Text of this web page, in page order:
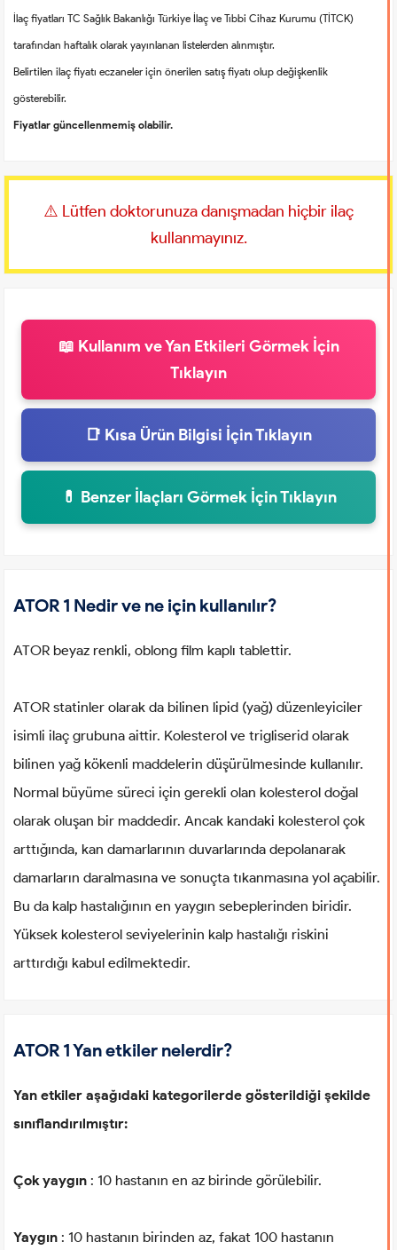
İlaç fiyatları TC Sağlık Bakanlığı Türkiye İlaç ve Tıbbi Cihaz Kurumu (TİTCK)
tarafından haftalık olarak yayınlanan listelerden alınmıştır.
Belirtilen ilaç fiyatı eczaneler için önerilen satış fiyatı olup değişkenlik
gösterebilir.
Fiyatlar güncellenmemiş olabilir.
⚠️ Lütfen doktorunuza danışmadan hiçbir ilaç
kullanmayınız.
📖 Kullanım ve Yan Etkileri Görmek İçin
Tıklayın
📑 Kısa Ürün Bilgisi İçin Tıklayın
💊 Benzer İlaçları Görmek İçin Tıklayın
ATOR 1 Nedir ve ne için kullanılır?
ATOR beyaz renkli, oblong film kaplı tablettir.
ATOR statinler olarak da bilinen lipid (yağ) düzenleyiciler
isimli ilaç grubuna aittir. Kolesterol ve trigliserid olarak
bilinen yağ kökenli maddelerin düşürülmesinde kullanılır.
Normal büyüme süreci için gerekli olan kolesterol doğal
olarak oluşan bir maddedir. Ancak kandaki kolesterol çok
arttığında, kan damarlarının duvarlarında depolanarak
damarların daralmasına ve sonuçta tıkanmasına yol açabilir.
Bu da kalp hastalığının en yaygın sebeplerinden biridir.
Yüksek kolesterol seviyelerinin kalp hastalığı riskini
arttırdığı kabul edilmektedir.
ATOR 1 Yan etkiler nelerdir?
Yan etkiler aşağıdaki kategorilerde gösterildiği şekilde
sınıflandırılmıştır:
Çok yaygın : 10 hastanın en az birinde görülebilir.
Yaygın : 10 hastanın birinden az, fakat 100 hastanın